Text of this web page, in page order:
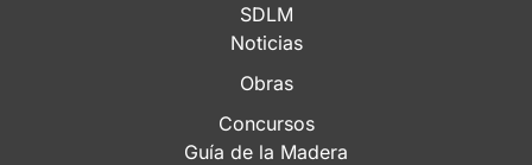
SDLM
Noticias
Obras
Concursos
Guía de la Madera